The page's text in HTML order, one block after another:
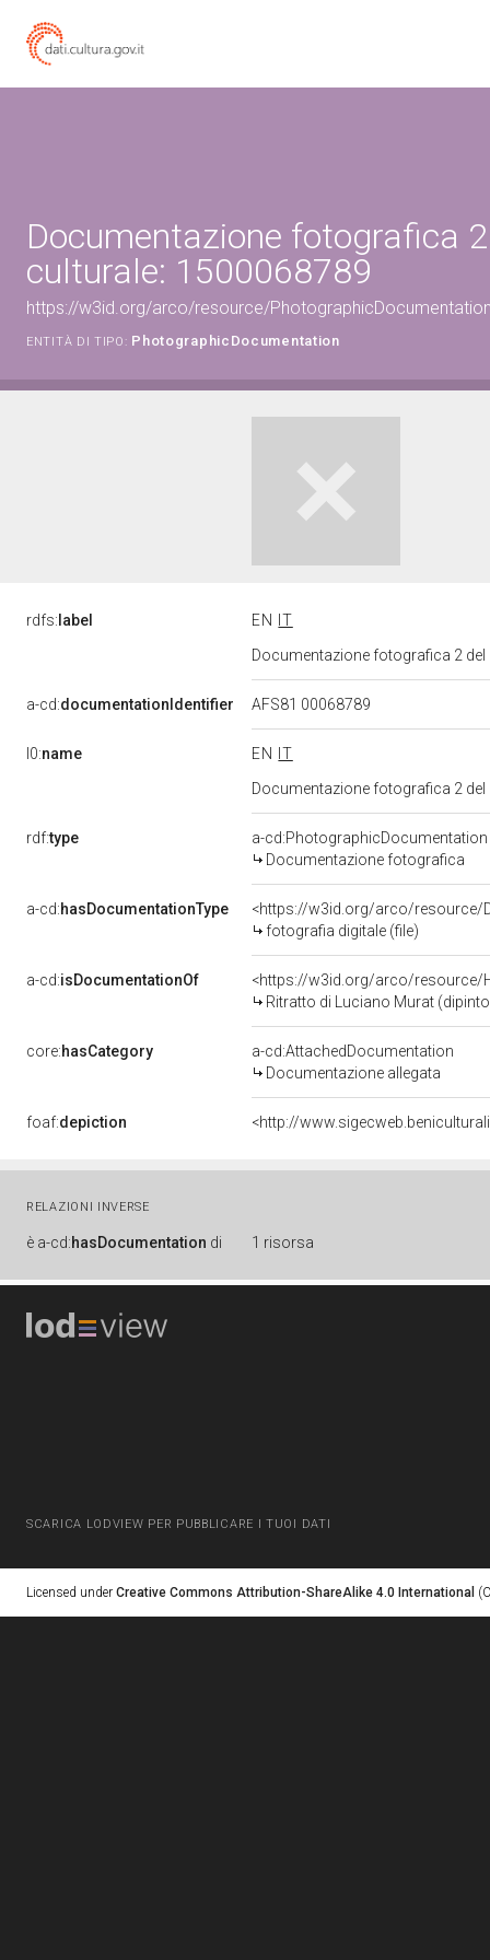
Documentazione fotografica
culturale: 1500068789
https://w3id.org/arco/resource/
ENTITÀ DI TIPO: PhotographicDocumentation
rdfs: label EN
IT
Documentazione fotografica 2
a-cd:documentationIdentifier AFS81 00068789
l0:name EN
IT
Documentazione fotografica 2
rdf:type
a-cd:PhotographicDocumentation
Documentazione fotografica
a-cd:hasDocumentationType
<https://w3id.org/arco/resource/
fotografia digitale (file)
a-cd:isDocumentationOf
<https://w3id.org/arco/resource/
Ritratto di Luciano Murat
core:hasCategory
a-cd:AttachedDocumentation
Documentazione allegata
foaf:depiction <http://
RELAZIONI INVERSE
è a-cd:hasDocumentation di 1 risorsa
SCARICA LODVIEW PER PUBBLICARE I TUOI DATI
Licensed under Creative Commons Attribution-ShareAlike 4.0 International